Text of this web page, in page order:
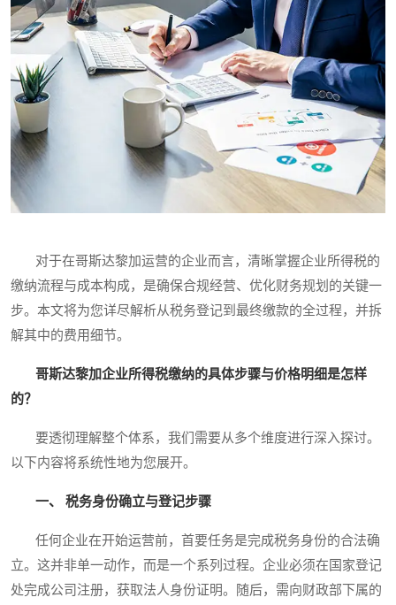
对于在哥斯达黎加运营的企业而言，清晰掌握企业所得税的
缴纳流程与成本构成，是确保合规经营、优化财务规划的关键一
步。本文将为您详尽解析从税务登记到最终缴款的全过程，并拆
解其中的费用细节。
哥斯达黎加企业所得税缴纳的具体步骤与价格明细是怎样
的？
要透彻理解整个体系，我们需要从多个维度进行深入探讨。
以下内容将系统性地为您展开。
一、 税务身份确立与登记步骤
任何企业在开始运营前，首要任务是完成税务身份的合法确
立。这并非单一动作，而是一个系列过程。企业必须在国家登记
处完成公司注册，获取法人身份证明。随后，需向财政部下属的